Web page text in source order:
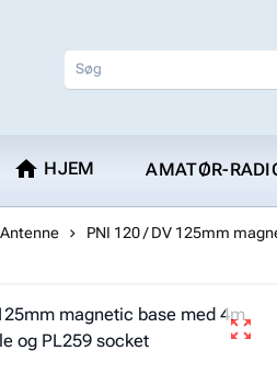
home HJEM AMATØR-
Antenne chevron_right PNI 120 / DV 125mm
zoom_out_map